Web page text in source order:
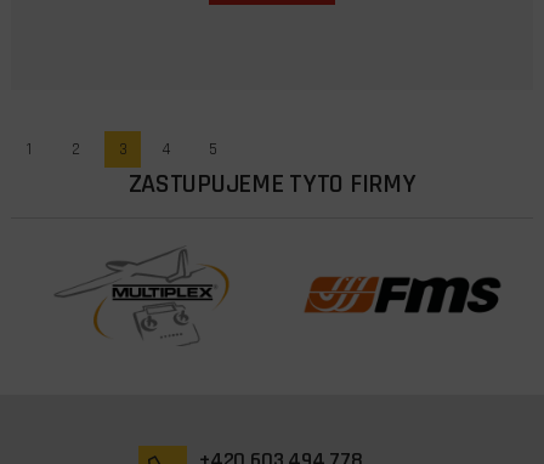
1 2 3 4 5
ZASTUPUJEME TYTO FIRMY